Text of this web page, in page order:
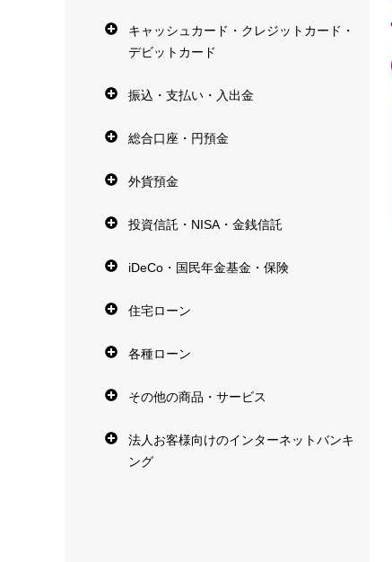
キャッシュカード・クレジットカード・
デビットカード
振込・支払い・入出金
総合口座・円預金
外貨預金
投資信託・NISA・金銭信託
iDeCo・国民年金基金・保険
住宅ローン
各種ローン
その他の商品・サービス
法人お客様向けのインターネットバンキ
ング